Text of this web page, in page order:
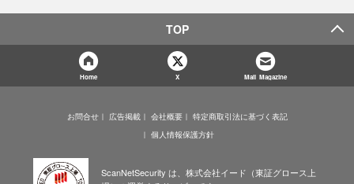
TOP
Home X Mail Magazine
お問合せ 広告掲載 会社概要
特定商取引法に基づく表記
個人情報保護方針
ScanNetSecurity は、株式会社イード（東証グロース上